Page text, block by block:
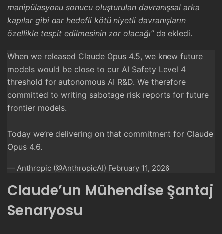
manipülasyonu sonucu oluşturulan davranışsal arka
kapılar gibi dar hedefli kötü niyetli davranışların
özellikle tespit edilmesinin zor olacağı”da ekledi.
When we released Claude Opus 4.5, we knew future
models would be close to our AI Safety Level 4
threshold for autonomous AI R&D. We therefore
committed to writing sabotage risk reports for future
frontier models.
Today we’re delivering on that commitment for Claude
Opus 4.6.
— Anthropic (@AnthropicAI) February 11, 2026
Claude’un Mühendise Şantaj
Senaryosu